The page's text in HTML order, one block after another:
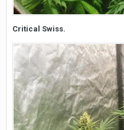
Critical Swiss.